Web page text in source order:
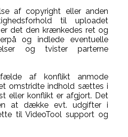
af copyright eller anden
til uploadet
det den krænkedes ret og
og indlede eventuelle
og tvister parterne
af konflikt anmode
omstridte indhold sættes i
eller konflikt er afgjort. Det
at dække evt. udgifter i
til VideoTool support og